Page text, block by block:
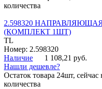
количества
2.598320
(КОМПЛЕКТ 1ШТ)
TL
Номер: 2.598320
Наличие
1 108,21 руб.
Нашли дешевле?
Остаток товара 24шт, сейчас
количества